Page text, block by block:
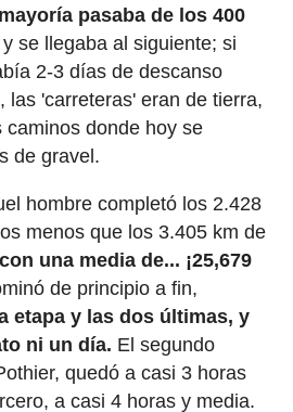
pasaba de los 400
se llegaba al siguiente; si
2-3 días de descanso
las 'carreteras' eran de tierra,
caminos donde hoy se
de gravel.
hombre completó los 2.428
menos que los 3.405 km de
con una media de... ¡25,679
de principio a fin,
etapa y las dos últimas, y
ni un día. El segundo
quedó a casi 3 horas
a casi 4 horas y media.